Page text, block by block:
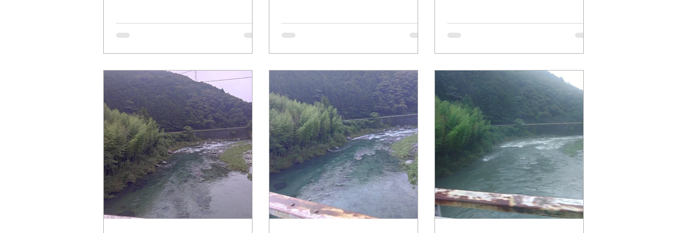
問い合わせ：大渡ダム管理所 電話
0889-32-2120 川の防災情報はこちら
友釣り専用区（支流 土居川 仁淀川
町） Googleマップ
量】 432.31㎥/s 予想最大放流量 毎秒
600トン 問い合わせ：大渡ダム管理所
右岸日高村、左岸いの町）Googleマッ
プ 高岩（支流 上八川川 いの町）
Googleマップ 新下八川橋（支流 上八
川川 いの町）Googleマップ
放流量】 79.24㎥/s 予想最大放流量
毎秒250トン 問い合わせ：大渡ダム管理
（支流 上八川川 いの町）Googleマ
ップ 池川友釣り専用区（支流 土居
川 仁淀川町） Googleマップ 長者川
（支流 長者川 仁淀川町）Googleマ
ップ